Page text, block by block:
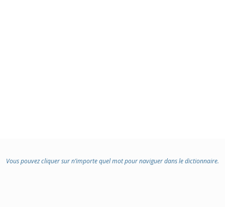
Vous pouvez cliquer sur n’importe quel mot pour naviguer dans le dictionnaire.